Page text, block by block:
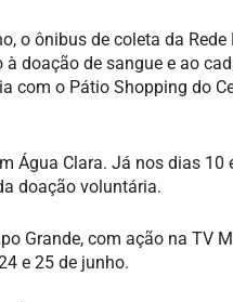
o ônibus de coleta da
doação de sangue e ao
com o Pátio Shopping do
Água Clara. Já nos dias
doação voluntária.
Grande, com ação na TV
e 25 de junho.